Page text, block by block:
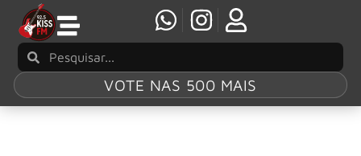
VOTE NAS 500 MAIS